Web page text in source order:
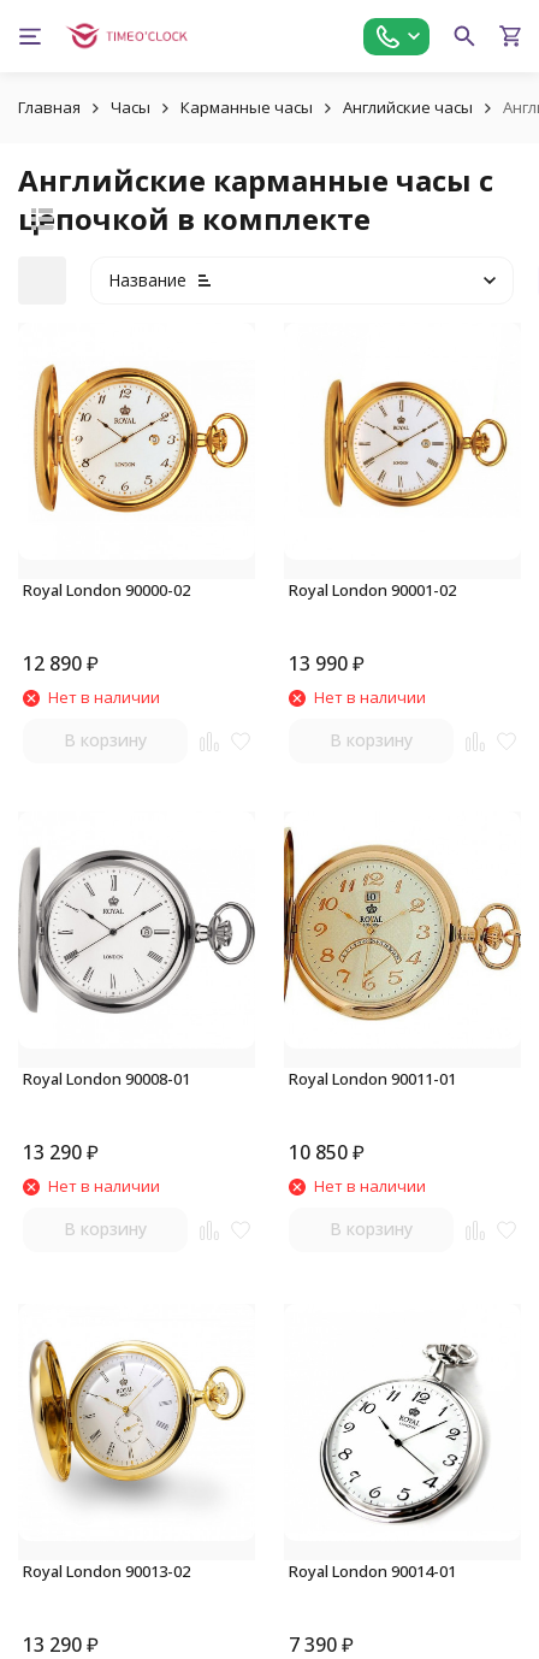
Главная Часы Карманные часы Английские часы
Английские карманные часы с
цепочкой в комплекте
Название
Royal London 90000-02
12 890₽
Нет в наличии
В корзину
Royal London 90001-02
13 990₽
Нет в наличии
В корзину
Royal London 90008-01
13 290₽
Нет в наличии
В корзину
Royal London 90011-01
10 850₽
Нет в наличии
В корзину
Royal London 90013-02
13 290₽
Royal London 90014-01
7 390₽